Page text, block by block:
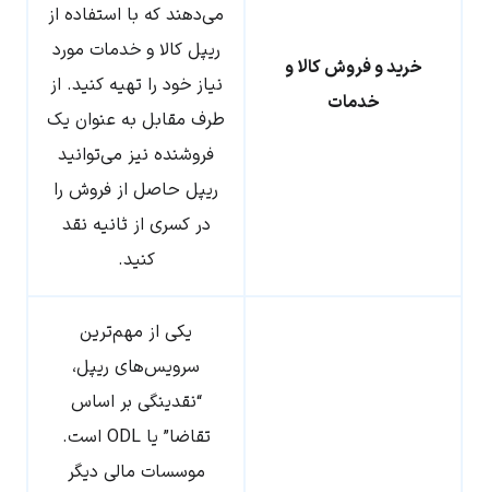
خرید و فروش کالا و
خدمات
می‌دهند که با استفاده از
ریپل کالا و خدمات مورد
نیاز خود را تهیه کنید. از
طرف مقابل به عنوان یک
فروشنده نیز می‌توانید
ریپل حاصل از فروش را
در کسری از ثانیه نقد
کنید.
یکی از مهم‌ترین
سرویس‌های ریپل،
“نقدینگی بر اساس
تقاضا” یا ODL است.
موسسات مالی دیگر